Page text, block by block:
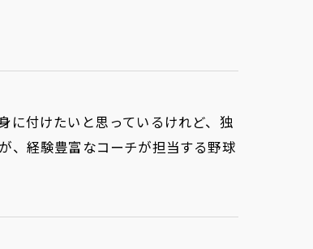
に付けたいと思っているけれど、独
、経験豊富なコーチが担当する野球